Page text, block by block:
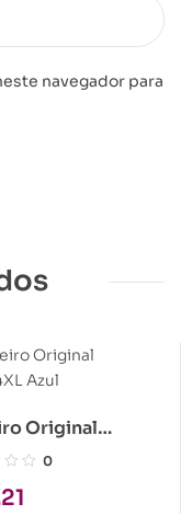
navegador para
Original
Azul
0